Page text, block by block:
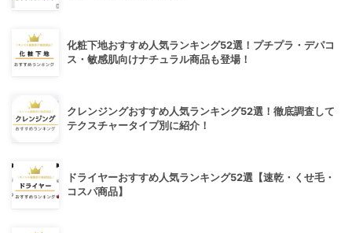
化粧下地おすすめ人気ランキング52選！プチプラ・デパコ
ス・敏感肌向けナチュラル商品も登場！
クレンジングおすすめ人気ランキング52選！徹底調査して
テクスチャータイプ別に紹介！
ドライヤーおすすめ人気ランキング52選【速乾・くせ毛・
コスパ商品】